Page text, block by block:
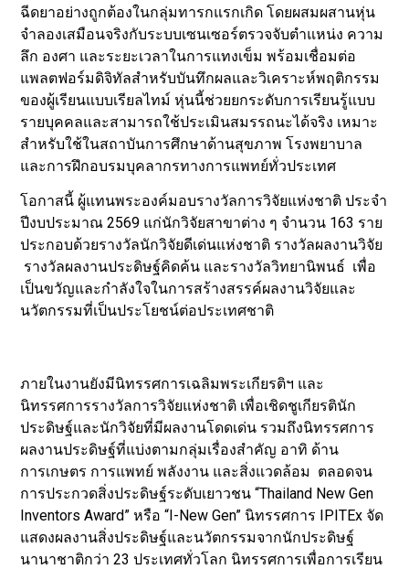
ฉีดยาอย่างถูกต้องในกลุ่มทารกแรกเกิด โดยผสมผสานหุ่น
จำลองเสมือนจริงกับระบบเซนเซอร์ตรวจจับตำแหน่ง ความ
ลึก องศา และระยะเวลาในการแทงเข็ม พร้อมเชื่อมต่อ
แพลตฟอร์มดิจิทัลสำหรับบันทึกผลและวิเคราะห์พฤติกรรม
ของผู้เรียนแบบเรียลไทม์ หุ่นนี้ช่วยยกระดับการเรียนรู้แบบ
รายบุคคลและสามารถใช้ประเมินสมรรถนะได้จริง เหมาะ
สำหรับใช้ในสถาบันการศึกษาด้านสุขภาพ โรงพยาบาล
และการฝึกอบรมบุคลากรทางการแพทย์ทั่วประเทศ
โอกาสนี้ ผู้แทนพระองค์มอบรางวัลการวิจัยแห่งชาติ ประจำ
ปีงบประมาณ 2569 แก่นักวิจัยสาขาต่าง ๆ จำนวน 163 ราย
ประกอบด้วยรางวัลนักวิจัยดีเด่นแห่งชาติ รางวัลผลงานวิจัย
รางวัลผลงานประดิษฐ์คิดค้น และรางวัลวิทยานิพนธ์ เพื่อ
เป็นขวัญและกำลังใจในการสร้างสรรค์ผลงานวิจัยและ
นวัตกรรมที่เป็นประโยชน์ต่อประเทศชาติ
ภายในงานยังมีนิทรรศการเฉลิมพระเกียรติฯ และ
นิทรรศการรางวัลการวิจัยแห่งชาติ เพื่อเชิดชูเกียรตินัก
ประดิษฐ์และนักวิจัยที่มีผลงานโดดเด่น รวมถึงนิทรรศการ
ผลงานประดิษฐ์ที่แบ่งตามกลุ่มเรื่องสำคัญ อาทิ ด้าน
การเกษตร การแพทย์ พลังงาน และสิ่งแวดล้อม ตลอดจน
การประกวดสิ่งประดิษฐ์ระดับเยาวชน “Thailand New Gen
Inventors Award” หรือ “I-New Gen” นิทรรศการ IPITEx จัด
แสดงผลงานสิ่งประดิษฐ์และนวัตกรรมจากนักประดิษฐ์
นานาชาติกว่า 23 ประเทศทั่วโลก นิทรรศการเพื่อการเรียน